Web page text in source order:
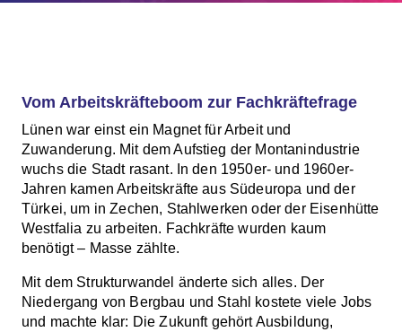
Vom Arbeitskräfteboom zur Fachkräftefrage
Lünen war einst ein Magnet für Arbeit und
Zuwanderung. Mit dem Aufstieg der Montanindustrie
wuchs die Stadt rasant. In den 1950er- und 1960er-
Jahren kamen Arbeitskräfte aus Südeuropa und der
Türkei, um in Zechen, Stahlwerken oder der Eisenhütte
Westfalia zu arbeiten. Fachkräfte wurden kaum
benötigt – Masse zählte.
Mit dem Strukturwandel änderte sich alles. Der
Niedergang von Bergbau und Stahl kostete viele Jobs
und machte klar: Die Zukunft gehört Ausbildung,